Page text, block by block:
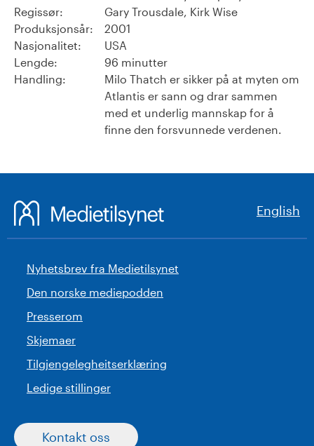
Regissør:
Gary Trousdale, Kirk Wise
Produksjonsår:
2001
Nasjonalitet:
USA
Lengde:
96 minutter
Handling:
Milo Thatch er sikker på at myten om
Atlantis er sann og drar sammen
med et underlig mannskap for å
finne den forsvunnede verdenen.
English
Nyhetsbrev fra Medietilsynet
Den norske mediepodden
Presserom
Skjemaer
Tilgjengelegheitserklæring
Ledige stillinger
Kontakt oss